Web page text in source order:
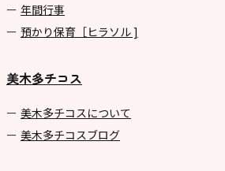
年間⾏事
預かり保育［ヒラソル ]
美木多チコス
美⽊多チコスについて
美⽊多チコスブログ